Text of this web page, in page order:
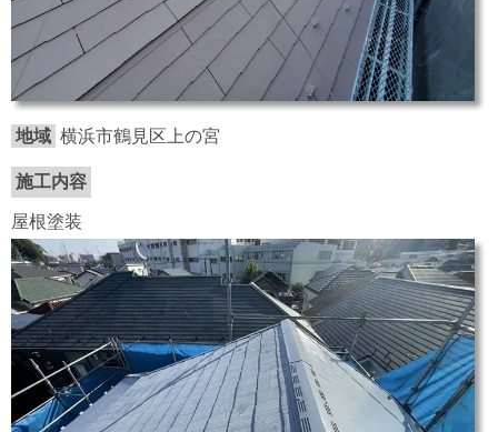
地域 横浜市鶴見区上の宮
施工内容
屋根塗装